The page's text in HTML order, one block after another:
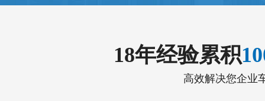
18年经验累积
高效解决您企业